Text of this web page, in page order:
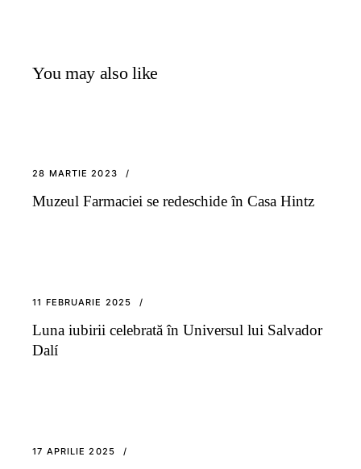
You may also like
28 MARTIE 2023
Muzeul Farmaciei se redeschide în Casa Hintz
11 FEBRUARIE 2025
Luna iubirii celebrată în Universul lui Salvador
Dalí
17 APRILIE 2025